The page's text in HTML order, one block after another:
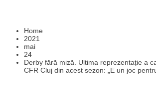
Home
2021
mai
24
Derby fără miză. Ultima reprezentație a
CFR Cluj din acest sezon: „E un joc